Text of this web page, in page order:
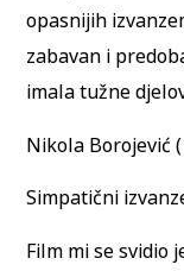
opasnijih
zabavan i
imala tužne
Nikola Borojević
Simpatični
Film mi se svidio